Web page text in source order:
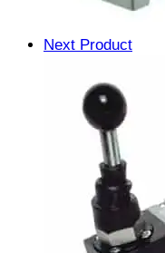
Next Product